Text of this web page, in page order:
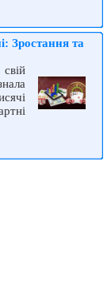
Зростання та